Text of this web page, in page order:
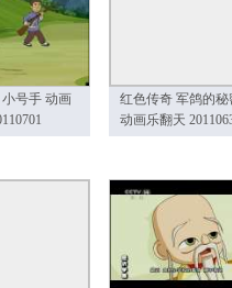
号手 动画
红色传奇 军鸽的秘
动画乐翻天